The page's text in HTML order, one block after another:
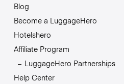
Blog
Become a LuggageHero
Hotelshero
Affiliate Program
LuggageHero Partnerships
Help Center